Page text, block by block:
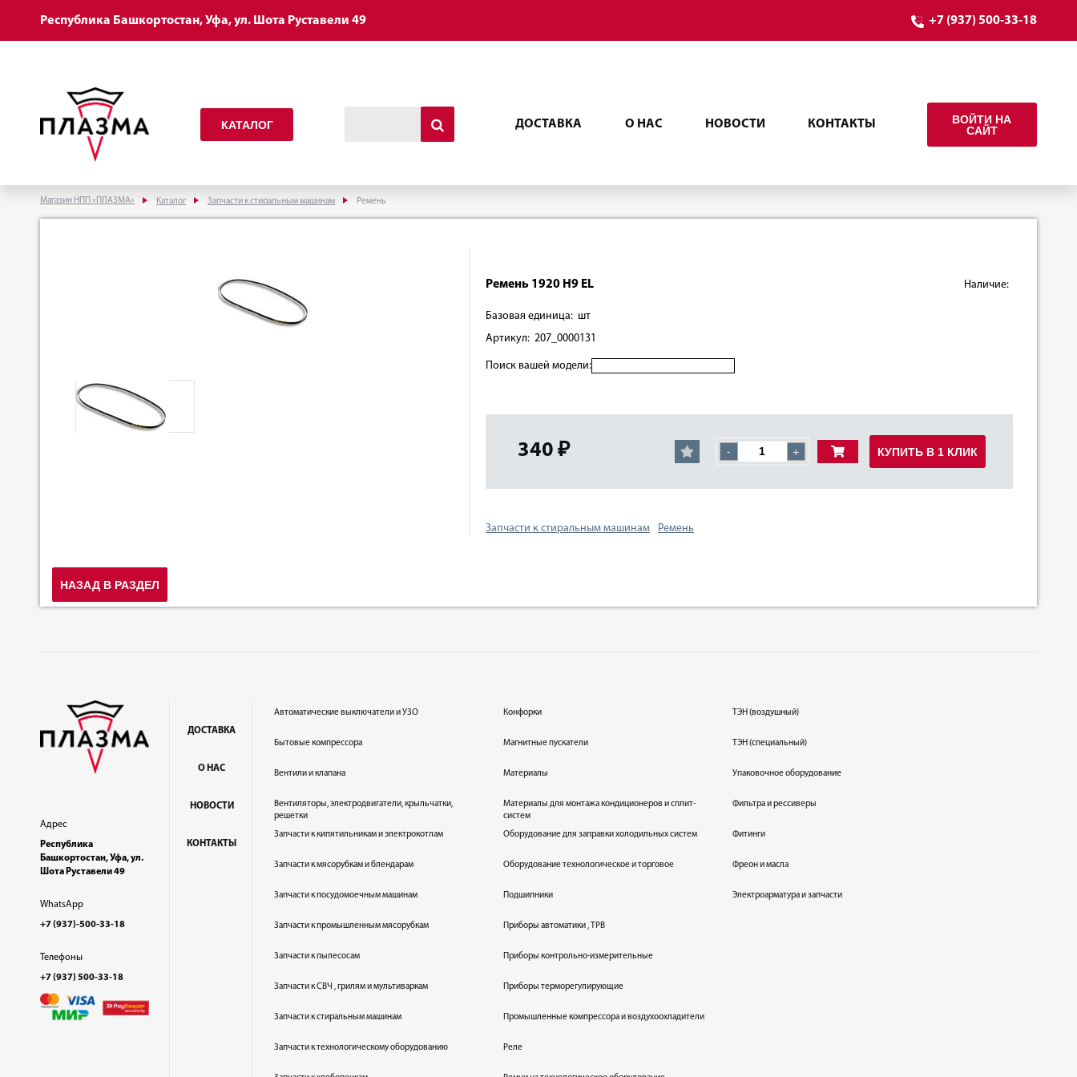
Республика Башкортостан, Уфа, ул. Шота Руставели 49 +7 (937) 500-33-18
КАТАЛОГ ДОСТАВКА О НАС НОВОСТИ КОНТАКТЫ
ВОЙТИ НА
САЙТ
Магазин НПП «ПЛАЗМА» Каталог Запчасти к стиральным машинам Ремень
Ремень 1920 H9 EL Наличие:
Базовая единица: шт
Артикул: 207_0000131
Поиск вашей модели:
340 ₽ - + КУПИТЬ В 1 КЛИК
Запчасти к стиральным машинам Ремень
НАЗАД В РАЗДЕЛ
Адрес
Республика
Башкортостан, Уфа, ул.
Шота Руставели 49
WhatsApp
+7 (937)-500-33-18
Телефоны
+7 (937) 500-33-18
ДОСТАВКА
О НАС
НОВОСТИ
КОНТАКТЫ
Автоматические выключатели и УЗО
Бытовые компрессора
Вентили и клапана
Вентиляторы, электродвигатели, крыльчатки,
решетки
Запчасти к кипятильникам и электрокотлам
Запчасти к мясорубкам и блендарам
Запчасти к посудомоечным машинам
Запчасти к промышленным мясорубкам
Запчасти к пылесосам
Запчасти к СВЧ , грилям и мультиваркам
Запчасти к стиральным машинам
Запчасти к технологическому оборудованию
Конфорки
Магнитные пускатели
Материалы
Материалы для монтажа кондиционеров и сплит-
систем
Оборудование для заправки холодильных систем
Оборудование технологическое и торговое
Подшипники
Приборы автоматики , ТРВ
Приборы контрольно-измерительные
Приборы терморегулирующие
Промышленные компрессора и воздухоохладители
Реле
ТЭН (воздушный)
ТЭН (специальный)
Упаковочное оборудование
Фильтра и рессиверы
Фитинги
Фреон и масла
Электроарматура и запчасти